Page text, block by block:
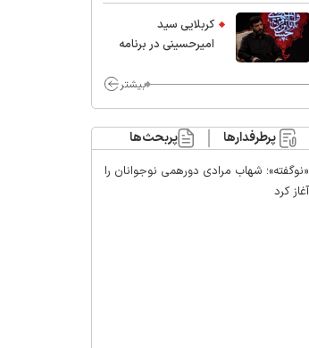
کربلایی سید
امیر‌حسینی در برنامه
محسن چاوشی چه
مراقب ماست/ مردم
دهن تفرقه افکنان بزنند
بیشتر
پرطرفدارها پربحث‌ها
«نوگفته»؛ شهاب مرادی دورهمی نوجوانان را
آغاز کرد